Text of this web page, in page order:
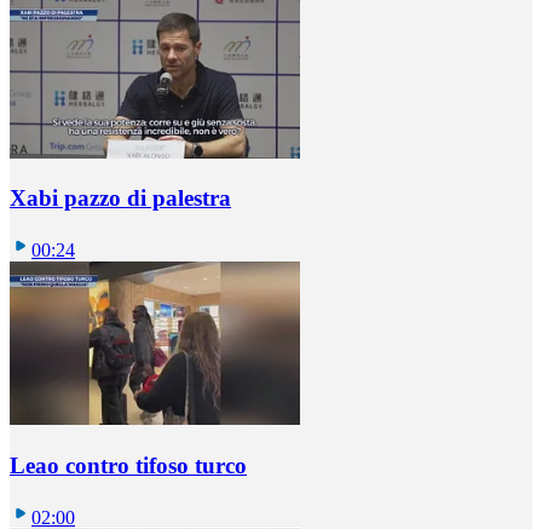
Xabi pazzo di palestra
00:24
Leao contro tifoso turco
02:00